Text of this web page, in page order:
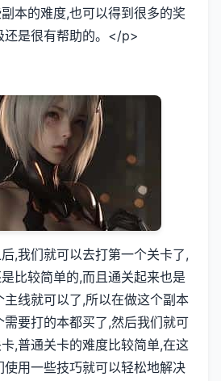
本的难度,也可以得到很多的奖
还是很有帮助的。</p>
,我们就可以去打第一个关卡了,
比较简单的,而且通关起来也是
线就可以了,所以在做这个副本
需要打的本都买了,然后我们就可
,普通关卡的难度比较简单,在这
用一些技巧就可以轻松地解决